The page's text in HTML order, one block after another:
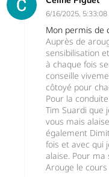
6/16/2025, 5:33:08
Mon permis de
Auprès de
sensibilisation
à chaque fois
conseille
côtoyé pour
Pour la
Tim Suardi que
vous mais
également
fois et avec qui
alaise. Pour
Arouge le